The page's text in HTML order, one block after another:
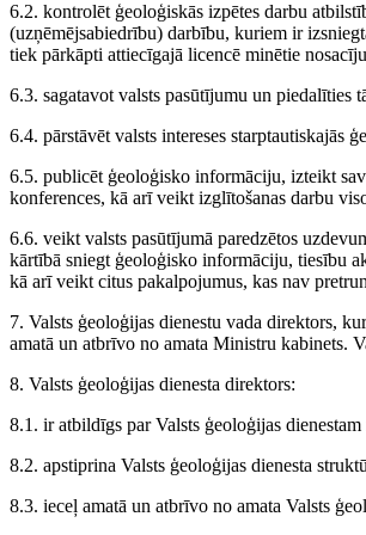
6.2. kontrolēt ģeoloģiskās izpētes darbu
(uzņēmējsabiedrību) darbību, kuriem ir
tiek pārkāpti attiecīgajā licencē minētie
6.3. sagatavot valsts pasūtījumu un piedalīties
6.4. pārstāvēt valsts intereses starptautiskajās
6.5. publicēt ģeoloģisko informāciju, izteikt
konferences, kā arī veikt izglītošanas darbu
6.6. veikt valsts pasūtījumā paredzētos
kārtībā sniegt ģeoloģisko informāciju, tiesību
kā arī veikt citus pakalpojumus, kas nav
7. Valsts ģeoloģijas dienestu vada direktors,
amatā un atbrīvo no amata Ministru kabinets.
8. Valsts ģeoloģijas dienesta direktors:
8.1. ir atbildīgs par Valsts ģeoloģijas
8.2. apstiprina Valsts ģeoloģijas dienesta
8.3. ieceļ amatā un atbrīvo no amata Valsts